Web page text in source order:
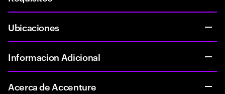
Ubicaciones
Informacion Adicional
Acerca de Accenture